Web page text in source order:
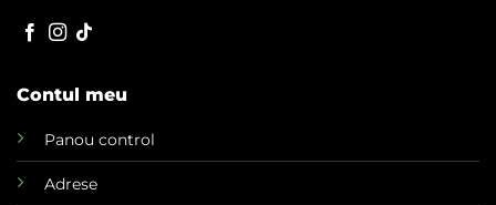
Contul meu
Panou control
Adrese